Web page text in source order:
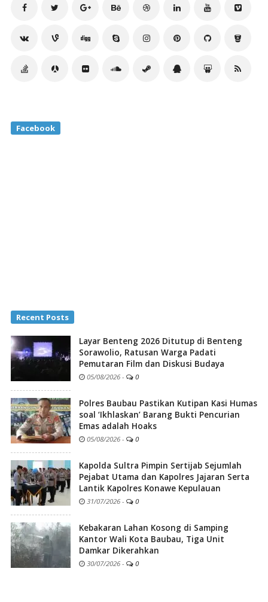
Facebook
Recent Posts
Layar Benteng 2026 Ditutup di Benteng
Sorawolio, Ratusan Warga Padati
Pemutaran Film dan Diskusi Budaya
05/08/2026 - 0
Polres Baubau Pastikan Kutipan Kasi Humas
soal ‘Ikhlaskan’ Barang Bukti Pencurian
Emas adalah Hoaks
05/08/2026 - 0
Kapolda Sultra Pimpin Sertijab Sejumlah
Pejabat Utama dan Kapolres Jajaran Serta
Lantik Kapolres Konawe Kepulauan
31/07/2026 - 0
Kebakaran Lahan Kosong di Samping
Kantor Wali Kota Baubau, Tiga Unit
Damkar Dikerahkan
30/07/2026 - 0